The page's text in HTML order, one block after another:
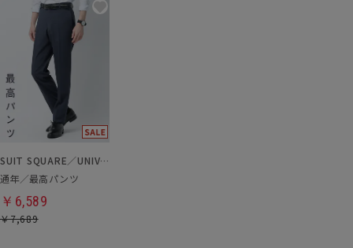
SUIT SQUARE／UNIVERSAL LANGUAGE
通年／最高パンツ
￥6,589
￥7,689